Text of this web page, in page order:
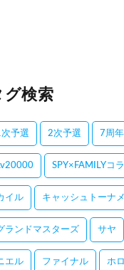
グ検索
次予選 2次予選 7周年
SPY×FAMILYコ
イル キャッシュトーナ
ランドマスターズ サヤ
エル ファイナル ホ